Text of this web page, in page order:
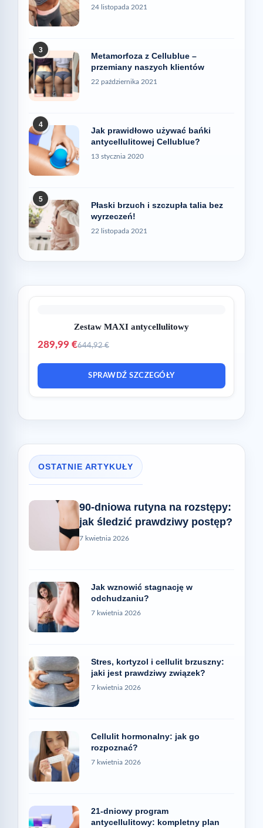
24 listopada 2021
3
Metamorfoza z Cellublue –
przemiany naszych klientów
22 października 2021
4
Jak prawidłowo używać bańki
antycellulitowej Cellublue?
13 stycznia 2020
5
Płaski brzuch i szczupła talia bez
wyrzeczeń!
22 listopada 2021
Zestaw MAXI antycellulitowy
289,99 €644,92 €
SPRAWDŹ SZCZEGÓŁY
OSTATNIE ARTYKUŁY
90-dniowa rutyna na rozstępy:
jak śledzić prawdziwy postęp?
7 kwietnia 2026
Jak wznowić stagnację w
odchudzaniu?
7 kwietnia 2026
Stres, kortyzol i cellulit brzuszny:
jaki jest prawdziwy związek?
7 kwietnia 2026
Cellulit hormonalny: jak go
rozpoznać?
7 kwietnia 2026
21-dniowy program
antycellulitowy: kompletny plan